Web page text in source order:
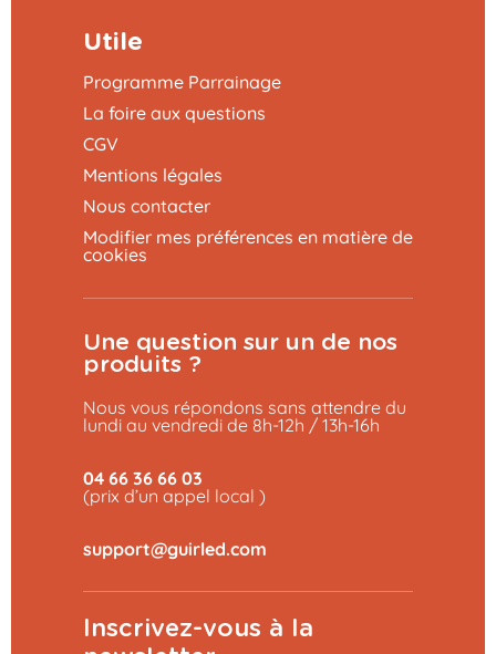
Utile
Programme Parrainage
La foire aux questions
CGV
Mentions légales
Nous contacter
Modifier mes préférences en matière de
cookies
Une question sur un de nos
produits ?
Nous vous répondons sans attendre du
lundi au vendredi de 8h-12h / 13h-16h
04 66 36 66 03
(prix d’un appel local )
Inscrivez-vous à la